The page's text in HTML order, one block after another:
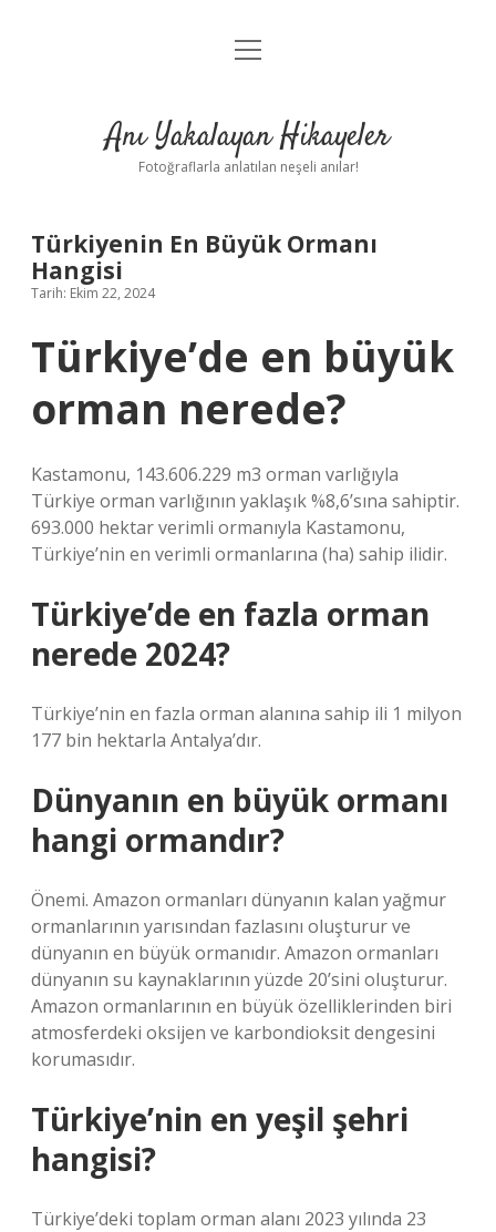
Anasayfa
Yasal Uyarı
menüyü
Anı Yakalayan Hikayeler
Fotoğraflarla anlatılan neşeli anılar!
Türkiyenin En Büyük Ormanı
Hangisi
Tarih: Ekim 22, 2024
Türkiye’de en büyük
orman nerede?
Kastamonu, 143.606.229 m3 orman varlığıyla
Türkiye orman varlığının yaklaşık %8,6’sına sahiptir.
693.000 hektar verimli ormanıyla Kastamonu,
Türkiye’nin en verimli ormanlarına (ha) sahip ilidir.
Türkiye’de en fazla orman
nerede 2024?
Türkiye’nin en fazla orman alanına sahip ili 1 milyon
177 bin hektarla Antalya’dır.
Dünyanın en büyük ormanı
hangi ormandır?
Önemi. Amazon ormanları dünyanın kalan yağmur
ormanlarının yarısından fazlasını oluşturur ve
dünyanın en büyük ormanıdır. Amazon ormanları
dünyanın su kaynaklarının yüzde 20’sini oluşturur.
Amazon ormanlarının en büyük özelliklerinden biri
atmosferdeki oksijen ve karbondioksit dengesini
korumasıdır.
Türkiye’nin en yeşil şehri
hangisi?
Türkiye’deki toplam orman alanı 2023 yılında 23